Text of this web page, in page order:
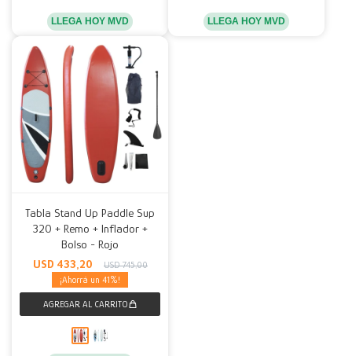
LLEGA HOY MVD LLEGA HOY MVD
Tabla Stand Up Paddle Sup
320 + Remo + Inflador +
Bolso - Rojo
USD 433,20 USD 745,00
41